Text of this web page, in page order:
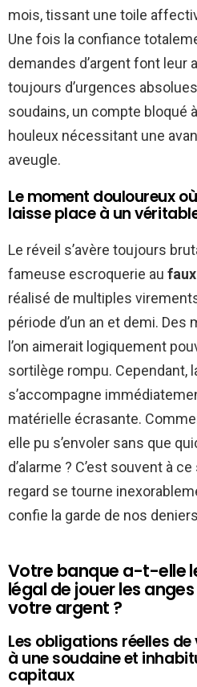
mois, tissant une toile
Une fois la confiance
demandes d’argent font leur
toujours d’urgences
soudains, un compte bloqué
houleux nécessitant une
aveugle.
Le moment douloureux
laisse place à un
Le réveil s’avère toujours
fameuse escroquerie au
réalisé de multiples
période d’un an et demi.
l’on aimerait logiquement
sortilège rompu. Cependant,
s’accompagne
matérielle écrasante.
elle pu s’envoler sans que
d’alarme ? C’est souvent à
regard se tourne
confie la garde de nos
Votre banque a-t-elle
légal de jouer les
votre argent ?
Les obligations réelles
à une soudaine et
capitaux